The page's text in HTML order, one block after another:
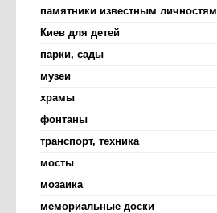
памятники известным личностям
Киев для детей
парки, сады
музеи
храмы
фонтаны
транспорт, техника
мосты
мозаика
мемориальные доски